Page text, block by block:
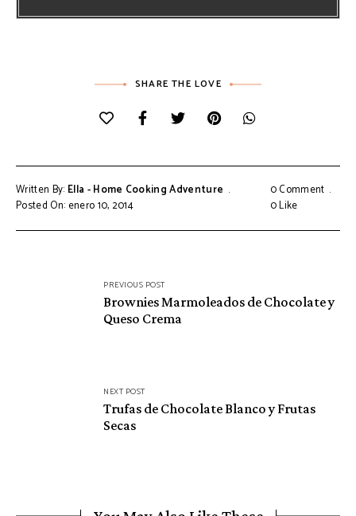
SHARE THE LOVE
Written By: Ella - Home Cooking Adventure
Posted On: enero 10, 2014
0 Comment
0Like
PREVIOUS POST
Brownies Marmoleados de Chocolate y
Queso Crema
NEXT POST
Trufas de Chocolate Blanco y Frutas
Secas